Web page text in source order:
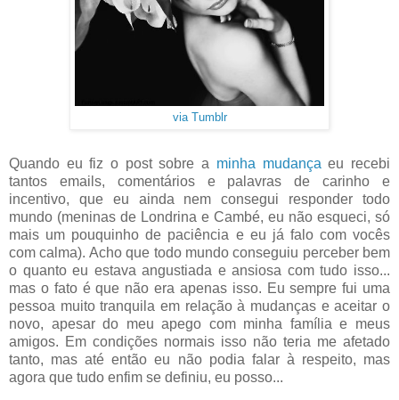
via Tumblr
Quando eu fiz o post sobre a minha mudança eu recebi
tantos emails, comentários e palavras de carinho e
incentivo, que eu ainda nem consegui responder todo
mundo (meninas de Londrina e Cambé, eu não esqueci, só
mais um pouquinho de paciência e eu já falo com vocês
com calma). Acho que todo mundo conseguiu perceber bem
o quanto eu estava angustiada e ansiosa com tudo isso...
mas o fato é que não era apenas isso. Eu sempre fui uma
pessoa muito tranquila em relação à mudanças e aceitar o
novo, apesar do meu apego com minha família e meus
amigos. Em condições normais isso não teria me afetado
tanto, mas até então eu não podia falar à respeito, mas
agora que tudo enfim se definiu, eu posso...